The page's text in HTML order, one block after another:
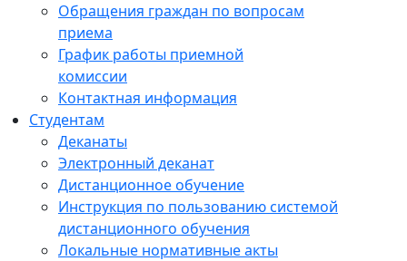
Обращения граждан по вопросам
приема
График работы приемной
комиссии
Контактная информация
Студентам
Деканаты
Электронный деканат
Дистанционное обучение
Инструкция по пользованию системой
дистанционного обучения
Локальные нормативные акты